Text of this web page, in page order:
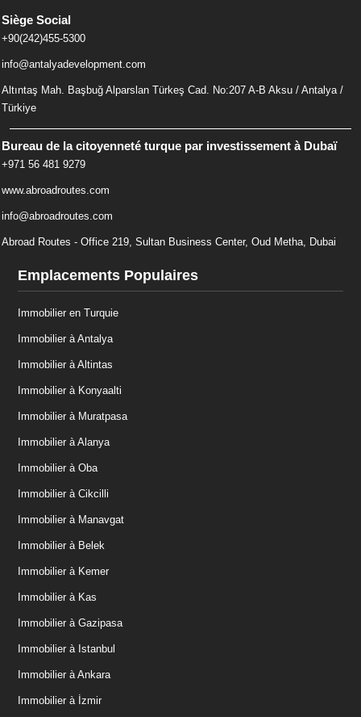
Siège Social
+90(242)455-5300
info@antalyadevelopment.com
Altıntaş Mah. Başbuğ Alparslan Türkeş Cad. No:207 A-B Aksu / Antalya /
Türkiye
Bureau de la citoyenneté turque par investissement à Dubaï
+971 56 481 9279
www.abroadroutes.com
info@abroadroutes.com
Abroad Routes - Office 219, Sultan Business Center, Oud Metha, Dubai
Emplacements Populaires
Immobilier en Turquie
Immobilier à Antalya
Immobilier à Altintas
Immobilier à Konyaalti
Immobilier à Muratpasa
Immobilier à Alanya
Immobilier à Oba
Immobilier à Cikcilli
Immobilier à Manavgat
Immobilier à Belek
Immobilier à Kemer
Immobilier à Kas
Immobilier à Gazipasa
Immobilier à Istanbul
Immobilier à Ankara
Immobilier à İzmir